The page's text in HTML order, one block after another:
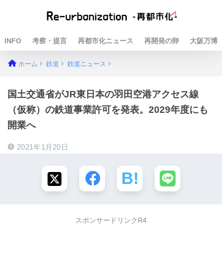
INFO 考察・提言 再都市化ニュース 再開発の卵 大阪万博
ホーム 鉄道 鉄道ニュース
国土交通省がJR東日本の羽田空港アクセス線
（仮称）の鉄道事業許可を発表。2029年度にも
開業へ
2021年1月20日
スポンサードリンクR4